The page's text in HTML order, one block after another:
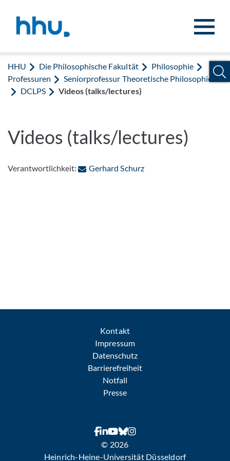
HHU Die Philosophische Fakultät
Philosophie
Professuren
Seniorprofessur Theoretische Philosophie
DCLPS
Videos (talks/lectures)
Videos (talks/lectures)
Verantwortlichkeit: Gerhard Schurz: Per E-Mail
Kontakt
Impressum
Datenschutz
Barrierefreiheit
Notfall
Presse
© 2026
Heinrich-Heine-Universität Düsseldorf